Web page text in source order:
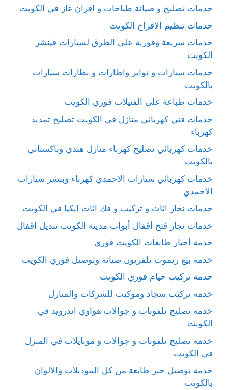
خدمات تصليح و صيانة طباخات و افران غاز في الكويت
خدمات تنظيم الافراح الكويت
خدمات سريعة وفورية على الطرق لسيارات فينشر
الكويت
خدمات سيارات و تواير واطارات و بطارات سيارات
بالكويت
خدمات طباعة على الفنيلات فوري الكويت
خدمات فني كهربائي منازل في الكويت تصليح تمديد
كهرباء
خدمات كهربائي تصليح كهرباء منازل هندي وباكستاني
بالكويت
خدمات كهربائي سيارات الاحمدي كهرباء وبنشر سيارات
الاحمدي
خدمات نجار اثاث و تركيب و فك اثاث ايكيا في الكويت
خدمات نجار فتح أقفال أبواب مدينة الكويت تبديل اقفال
خدمة أحبار طابعات الكويت فوري
خدمة بيع ريموت تلفزيون صيانة وتوصيل فوري الكويت
خدمة تركيب خيام فوري الكويت
خدمة تركيب سجاد وموكيت للشركات والمنازل
خدمة تصليح تلفونات و جوالات هواوي اندرويد في
الكويت
خدمة تصليح تلفونات و جوالات و موبايلات في المنزل
في الكويت
خدمة توصيل حبر طابعة من كل الموديلات والالوان
بالكويت